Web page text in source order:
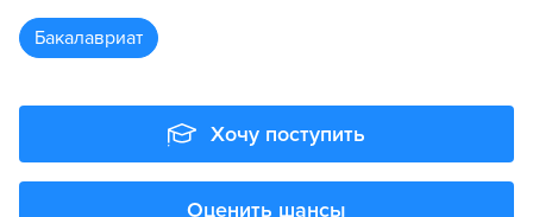
бакалавриат
Хочу поступить
Оценить шансы